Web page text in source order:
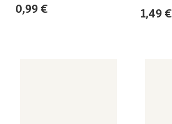
0,99 € 1,49 €